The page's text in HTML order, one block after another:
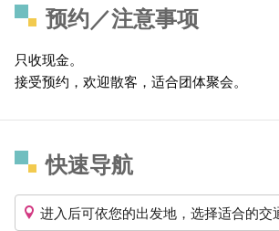
预约／注意事项
只收现金。
接受预约，欢迎散客，适合团体聚会。
快速导航
进入后可依您的出发地，选择适合的交